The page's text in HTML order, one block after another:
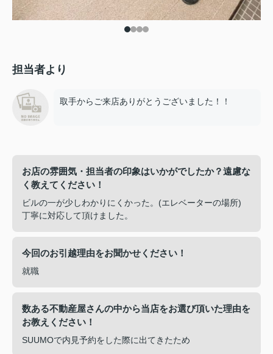
担当者より
取手からご来店ありがとうございました！！
お店の雰囲気・担当者の印象はいかがでしたか？遠慮な
く教えてください！
ビルの一が少しわかりにくかった。(エレベーターの場所)
丁寧に対応して頂けました。
今回のお引越理由をお聞かせください！
就職
数ある不動産屋さんの中から当店をお選び頂いた理由を
お教えください！
SUUMOで内見予約をした際に出てきたため